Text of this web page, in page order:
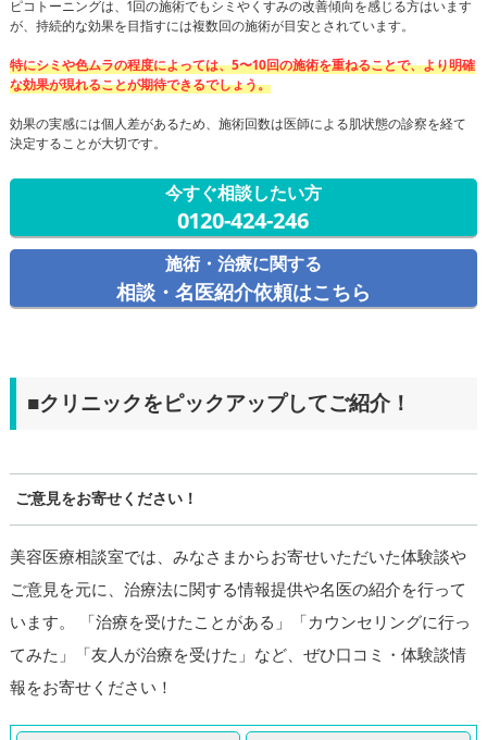
ピコトーニングは、1回の施術でもシミやくすみの改善傾向を感じる方はいます
が、持続的な効果を目指すには複数回の施術が目安とされています。
特にシミや色ムラの程度によっては、5〜10回の施術を重ねることで、より明確
な効果が現れることが期待できるでしょう。
効果の実感には個人差があるため、施術回数は医師による肌状態の診察を経て
決定することが大切です。
今すぐ相談したい方
0120-424-246
施術・治療に関する
相談・名医紹介依頼はこちら
■クリニックをピックアップしてご紹介！
ご意見をお寄せください！
美容医療相談室では、みなさまからお寄せいただいた体験談や
ご意見を元に、治療法に関する情報提供や名医の紹介を行って
います。 「治療を受けたことがある」「カウンセリングに行っ
てみた」「友人が治療を受けた」など、ぜひ口コミ・体験談情
報をお寄せください！